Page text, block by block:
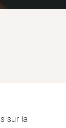
sur la